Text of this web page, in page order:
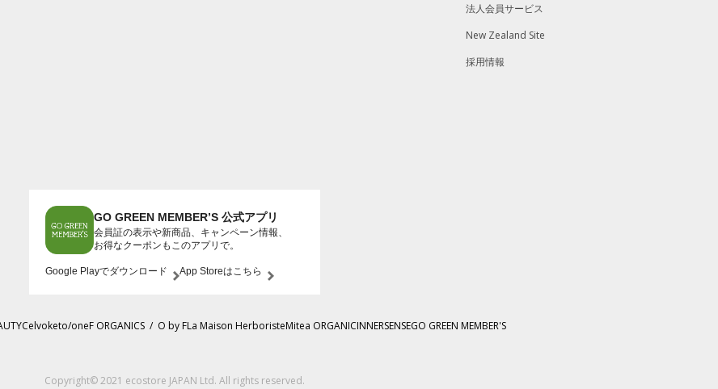
法人会員サービス
New Zealand Site
採用情報
GO GREEN MEMBER’S 公式アプリ
会員証の表示や新商品、キャンペーン情報、
お得なクーポンもこのアプリで。
Google Playでダウンロード App Storeはこちら
Celvoketo/oneF ORGANICS / O by FLa Maison HerboristeMitea ORGANICINNERSENSEGO GREEN MEMBER'S
Copyright© 2021 ecostore JAPAN Ltd. All rights reserved.